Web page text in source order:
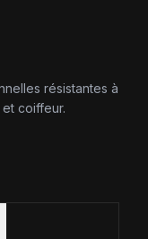
résistantes à
coiffeur.